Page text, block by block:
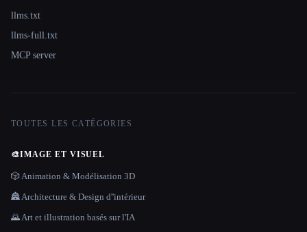
llms.txt
llms-full.txt
MCP server
TOUTES LES CATÉGORIES
🎨IMAGE ET VISUEL
🎲 Animation & Modélisation 3D
🏯 Architecture & Design d''intérieur
🌄 Art et illustration basés sur l'IA